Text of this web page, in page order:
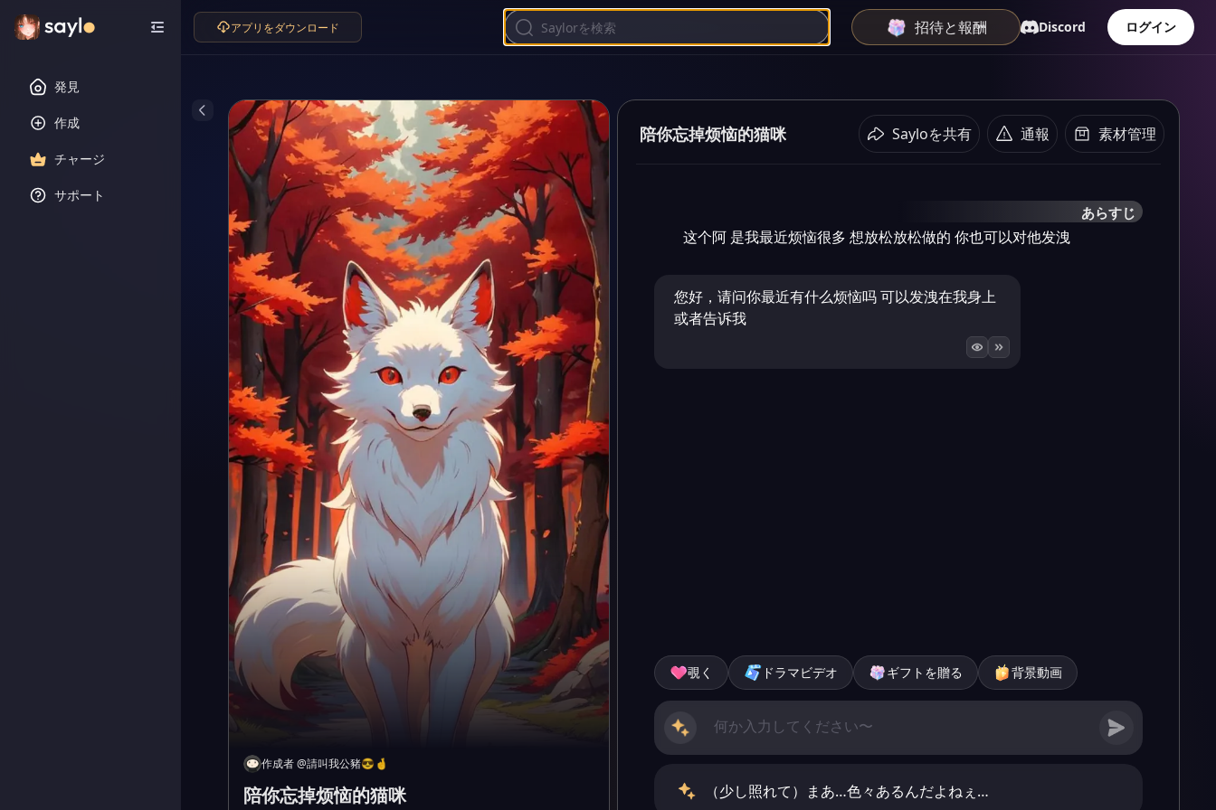
発見
作成
チャージ
サポート
アプリをダウンロード 招待と報酬 Discord ログイン
作成者@請叫我公豬😎🤞
陪你忘掉烦恼的猫咪
陪你忘掉烦恼的猫咪 Sayloを共有 通報 素材管理
あらすじ
这个阿 是我最近烦恼很多 想放松放松做的 你也可以对他发洩
您好，请问你最近有什么烦恼吗 可以发洩在我身上
或者告诉我
覗く ドラマビデオ ギフトを贈る 背景動画
（少し照れて）まあ…色々あるんだよねぇ…